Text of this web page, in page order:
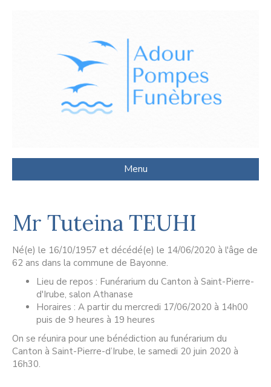
Menu
Mr Tuteina TEUHI
Né(e) le 16/10/1957 et décédé(e) le 14/06/2020 à l'âge de
62 ans dans la commune de Bayonne.
Lieu de repos : Funérarium du Canton à Saint-Pierre-
d'Irube, salon Athanase
Horaires : A partir du mercredi 17/06/2020 à 14h00
puis de 9 heures à 19 heures
On se réunira pour une bénédiction au funérarium du
Canton à Saint-Pierre-d’Irube, le samedi 20 juin 2020 à
16h30.